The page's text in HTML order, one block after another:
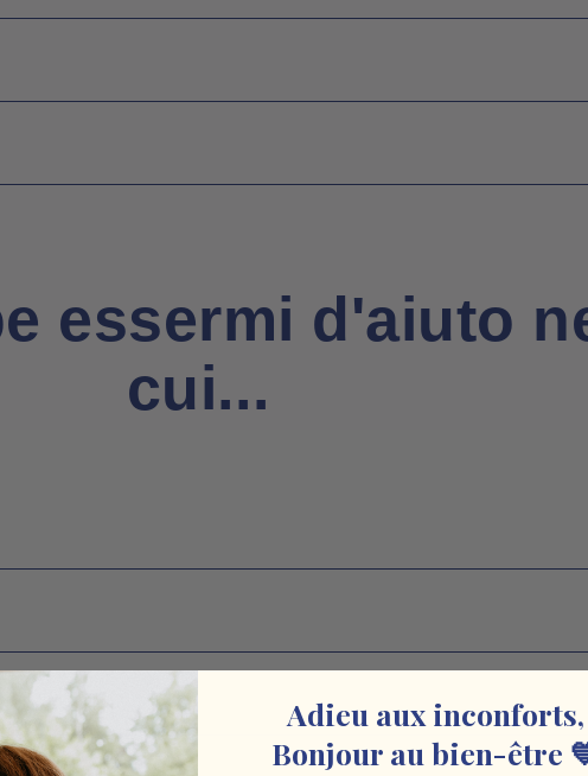
essermi d'aiuto
cui...
Adieu aux inconforts,
Bonjour au bien-être